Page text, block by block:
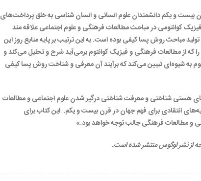
بیست و یکم دانشمندان علوم انسانی و انسان شناسی به خلق پرداخت‌های
کوانتومی ‌در مباحث مطالعات فرهنگی و علوم اجتماعی علاقه مند
مباحث روش پسا کیفی بوده است. به این ترتیب بر پایه منابع روز این
که از مطالعات فرهنگی و فیزیک کوانتوم برمی‌آید شرح و تحلیل می‌کند و
به شیوه‌ای تبیین می‌کند که برآیند آن معرفی و شناخت روش پسا کیفی
هستی ‌شناختی و معرفت شناختی درگیر شدن علوم اجتماعی و مطالعات
انتقادی برای فهم جهان در قرن بیست و یکم. این کتاب برای
و مطالعات فرهنگی جالب توجه خواهد بود.»